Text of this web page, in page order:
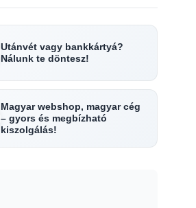
Utánvét vagy bankkártyá?
Nálunk te döntesz!
Magyar webshop, magyar cég
– gyors és megbízható
kiszolgálás!